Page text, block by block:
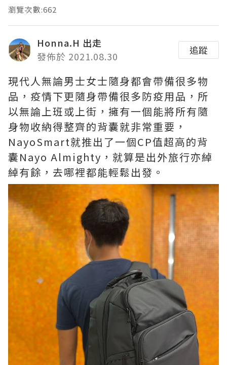
瀏覽次數:662
Honna.H 出走
發佈於 2021.08.30
追蹤
現代人無論男士女士隨身都會帶備很多物
品，疫情下更隨身帶備很多防疫用品，所
以無論上班或上街，擁有一個能將所有隨
身物收納得整齊的背囊就非常重要，
NayoSmart就推出了一個CP值超高的背
囊Nayo Almighty，就算是出外旅行亦綽
綽有餘，去哪裡都能輕鬆出發。